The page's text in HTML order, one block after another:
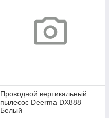
Проводной вертикальный
пылесос Deerma DX888
Белый